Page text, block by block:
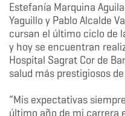
Estefanía Marquina
Yaguillo y Pablo Alcalde
cursan el último ciclo de
y hoy se encuentran
Hospital Sagrat Cor de
salud más prestigiosos
“Mis expectativas
último año de mi carrera